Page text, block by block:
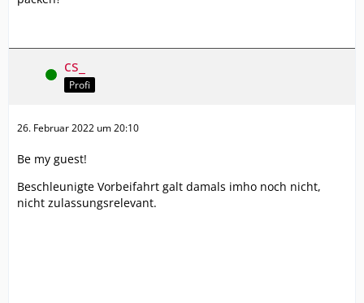
Online cs_
Profi
26. Februar 2022 um 20:10
Be my guest!
Beschleunigte Vorbeifahrt galt damals imho noch nicht,
nicht zulassungsrelevant.